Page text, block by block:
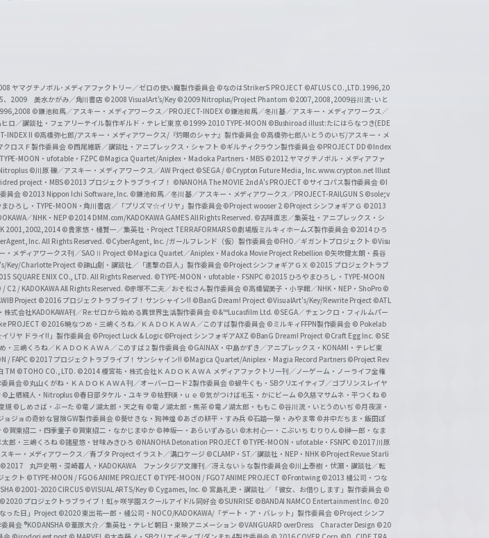
b
e
O
f
f
i
c
i
a
l
C
h
a
n
n
e
l
ヤマグチノボル･メディアファクトリー／ゼロの使い魔製作委員会 ©なのはStrikerS PROJECT ©ATLUS CO.,LTD.1996,20
、2009 美水かがみ／角川書店 ©2008 VisualArt's/Key ©2009 Nitroplus/Project Phantom ©2007,2008,2009谷川流･いと
©鎌池和馬／アスキー・メディアワークス／PROJECT-INDEX ©鎌池和馬／冬川基／アスキー・メディアワークス／
ロ／講談社・フェアリーテイル製作ギルド・テレビ東京 ©1999-2010 TYPE-MOON ©Bushiroad illust:たにはらなつき(EDE
INDEX II ©高橋弥七郎/アスキー・メディアワークス/『灼眼のシャナ』製作委員会 ©高橋弥七郎/いとうのいぢ/アスキー・メ
ロスＦ製作委員会 ©西尾維新／講談社・アニプレックス・シャフト ©ギルティクラウン製作委員会 ©PROJECT DD ©Index
MOON・ufotable・FZPC ©Magica Quartet/Aniplex・Madoka Partners・MBS ©2012 ヤマグチノボル・メディアファ
©川原 礫／アスキー・メディアワークス／AW Project ©SEGA / ©Crypton Future Media, Inc. www.crypton.net Illust
project・MBS ©2013 プロジェクトラブライブ！ ©NANOHA The MOVIE 2nd A's PROJECT ©サイコパス製作委員会 ©I
員会 ©2013 Nippon Ichi Software, Inc. ©鎌池和馬／冬川基／アスキー・メディアワークス／PROJECT-RAILGUN S ©sole;v
ひろし・TYPE-MOON・角川書店／「プリズマ☆イリヤ」製作委員会©Project wooser 2 ©Project シンフォギアＧ ©2013
／NHK・NEP ©2014 DMM.com/KADOKAWA GAMES All Rights Reserved. ©古味直志／集英社・アニプレックス・シ
2001,2002,2014 ©貴家悠・橘賢一／集英社・Project TERRAFORMARS©劇場版ミルキィホームズ製作委員会 ©2014 ひろ
Inc. All Rights Reserved. ©CyberAgent, Inc. /ガールフレンド（仮）製作委員会©FHO／ギガントプロジェクト ©Visu
メディアワークス刊／SAOⅡ Project ©Magica Quartet／Aniplex・Madoka Movie Project Rebellion ©矢吹健太朗・長谷
Key/Charlotte Project ©諫山創・講談社／「進撃の巨人」製作委員会 ©Project シンフォギアＧＸ ©2015 プロジェクトラブ
SQUARE ENIX CO., LTD. All Rights Reserved. ©TYPE-MOON・ufotable・FSNPC ©2015 ひろやまひろし・TYPE-MOON
C2 / KADOKAWA All Rights Reserved. ©赤塚不二夫／おそ松さん製作委員会 ©高橋留美子・小学館／NHK・NEP・ShoPro ©
Project ©2016 プロジェクトラブライブ！サンシャイン!! ©BanG Dream! Project ©VisualArt's/Key/Rewrite Project ©ATL
式会社KADOKAWA刊／Re:ゼロから始める異世界生活製作委員会 ©&™Lucasfilm Ltd. ©SEGA／チェンクロ・フィルムパー
PROJECT ©2016 暁なつめ・三嶋くろね／ＫＡＤＯＫＡＷＡ／このすば製作委員会 ©ミルキィFFPN製作委員会 © Pokelab
リヤ ドライ!!」製作委員会 ©Project Luck & Logic ©Project シンフォギアAXZ ©BanG Dream! Project ©Craft Egg Inc. ©SE
・三嶋くろね／ＫＡＤＯＫＡＷＡ／このすば２製作委員会 ©GAINAX・中島かずき／アニプレックス・KONAMI・テレビ東
/ FAPC ©2017 プロジェクトラブライブ！サンシャイン!! ©Magica Quartet/Aniplex・Magia Record Partners ©Project Rev
TM ©TOHO CO., LTD. ©2014 榎宮祐・株式会社ＫＡＤＯＫＡＷＡ メディアファクトリー刊／ノーゲーム・ノーライフ全権
員会©丸山くがね・ＫＡＤＯＫＡＷＡ刊／オーバーロード2製作委員会 ©蝸牛くも・SBクリエイティブ／ゴブリンスレイヤ
©上栖綴人・Nitroplus ©春日部タケル・ユキヲ ©枯野瑛・ｕｅ ©気がつけば毛玉・かにビーム ©久慈マサムネ・平つくね ©
規 ©しめさば・ぶーた ©竜ノ湖太郎・天之有 ©竜ノ湖太郎・焦茶 ©竜ノ湖太郎・ももこ ©谷川流・いとうのいぢ ©月夜涙・
ョジョの奇妙な冒険GW製作委員会 ©葵せきな・狗神煌 ©あざの耕平・すみ兵 ©石踏一榮・みやま零 ©井中だちま・飯田ぽ
©賀東招二・四季童子 ©賀東招二・なかじまゆか ©神坂一・あらいずみるい ©木村心一・こぶいち むりりん ©榊一郎・なま
郎・三嶋くろね ©諸星悠・甘味みきひろ ©NANOHA Detonation PROJECT ©TYPE-MOON・ufotable・FSNPC ©2017 川原
ー・メディアワークス／青ブタ Project イラスト／溝口ケージ ©CLAMP・ST／講談社・NEP・NHK ©Project Revue Starli
©2017 丸戸史明・深崎暮人・KADOKAWA ファンタジア文庫刊／冴えない♭な製作委員会©川上泰樹・伏瀬・講談社／転
ェクト ©TYPE-MOON / FGO6 ANIME PROJECT ©TYPE-MOON / FGO7 ANIME PROJECT ©Frontwing ©2013 橘公司・つな
©2001-2020 CIRCUS ©VISUAL ARTS/Key © Cygames, Inc. © 宮島礼吏・講談社／「彼女、お借りします」製作委員会 ©
©2020 プロジェクトラブライブ！虹ヶ咲学園スクールアイドル同好会 ©SUNRISE ©BANDAI NAMCO Entertainment Inc. ©20
った日」Project ©2020 東出祐一郎・橘公司・NOCO/KADOKAWA/「デート・ア・バレット」製作委員会 ©Project シンフ
員会 ®KODANSHA ©葦原大介／集英社・テレビ朝日・東映アニメーション ©VANGUARD overDress Character Design ©20